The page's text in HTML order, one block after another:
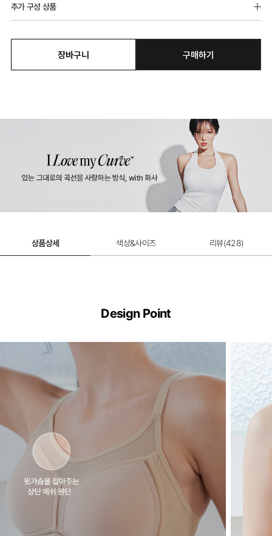
추가 구성 상품
에어슬림핏 골프팬티
장바구니 구매하기
상품상세 색상&사이즈 리뷰(428)
Design Point